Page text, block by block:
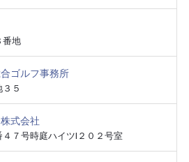
番地
ゴルフ事務所
５
式会社
７号時庭ハイツⅠ２０２号室